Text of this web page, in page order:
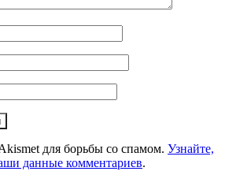
для борьбы со спамом. Узнайте,
данные комментариев.